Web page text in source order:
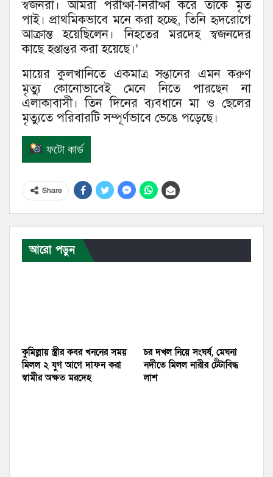
স্বজনরা। আমরা পরীক্ষা-নিরীক্ষা করে তাকে মৃত
পাই। প্রাথমিকভাবে মনে করা হচ্ছে, তিনি হৃদরোগে
আক্রান্ত হয়েছিলেন। নিহতের মরদেহ স্বজনদের
কাছে হস্তান্তর করা হয়েছে।’
মায়ের কুলখানিতে একমাত্র সন্তানের এমন করুণ
মৃত্যু কোনোভাবেই মেনে নিতে পারছেন না
এলাকাবাসী। তিন দিনের ব্যবধানে মা ও ছেলের
মৃত্যুতে পরিবারটি সম্পূর্ণভাবে ভেঙে পড়েছে।
ফটো কার্ড
Share
আরো পড়ুন
কুমিল্লায় স্ত্রীর কবর খননের সময়
মিলল ২ যুগ আগে দাফন করা
স্বামীর অক্ষত মরদেহ
চর দখল নিয়ে সংঘর্ষ, মেঘনা
নদীতে মিলল নারীর টেঁটাবিদ্ধ
লাশ